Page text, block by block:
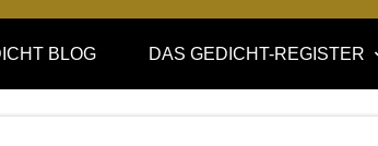
BLOG DAS GEDICHT-REGISTER